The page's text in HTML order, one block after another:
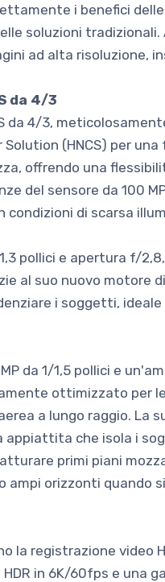
i benefici
soluzioni
ad alta risoluzione,
da 4/3
da 4/3,
Solution (HNCS) per
offrendo una
del sensore da 100
condizioni di scarsa
pollici e apertura f/
al suo nuovo motore
i soggetti,
da 1/1,5 pollici e
ottimizzato per
a lungo raggio. La
che isola i
primi piani
orizzonti quando
la registrazione video
in 6K/60fps e una